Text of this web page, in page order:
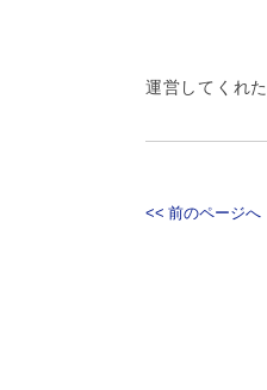
運営してくれ
<< 前のページへ